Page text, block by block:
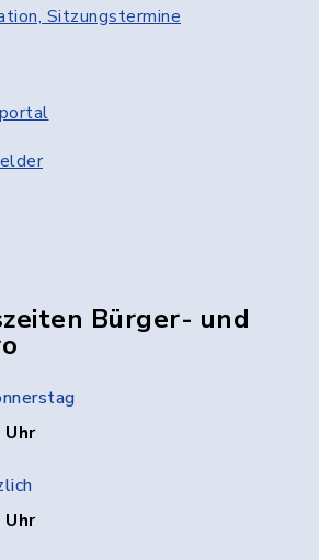
Sitzungstermine
Bürger- und